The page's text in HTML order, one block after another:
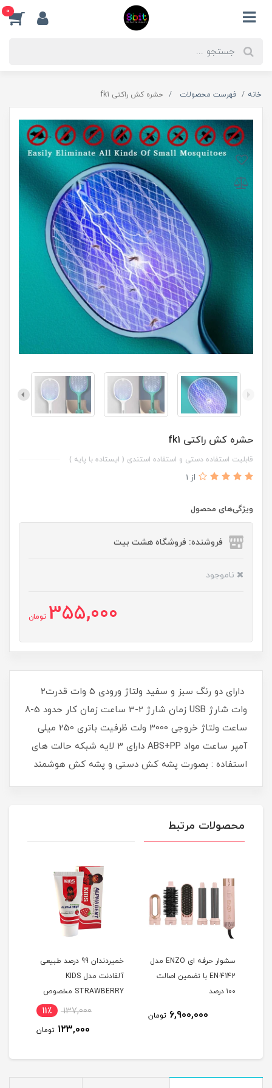
0
خانه فهرست محصولات حشره کش راکتی fk1
حشره کش راکتی fk1
قابلیت استفاده دستی و استفاده استندی ( ایستاده با پایه )
از 1
ویژگی‌های محصول
فروشنده: فروشگاه هشت بیت
ناموجود
355,000 تومان
دارای دو رنگ سبز و سفید ولتاژ ورودی 5 وات قدرت2
وات شارژ USB زمان شارژ 2-3 ساعت زمان کار حدود 5-8
ساعت ولتاژ خروجی 3000 ولت ظرفیت باتری 250 میلی
آمپر ساعت مواد ABS+PP دارای 3 لایه شبکه حالت های
استفاده : بصورت پشه کش دستی و پشه کش هوشمند
محصولات مرتبط
سشوار حرفه ای ENZO مدل
EN-4142 با تضمین اصالت
۱۰۰ درصد
6,900,000 تومان
خمیردندان 99 درصد طبیعی
آلفادنت مدل KIDS
STRAWBERRY مخصوص
کودکان با طعم توت فرنگی
137,000 11٪
123,000 تومان